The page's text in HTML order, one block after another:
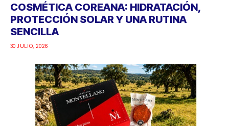
COSMÉTICA COREANA: HIDRATACIÓN,
PROTECCIÓN SOLAR Y UNA RUTINA
SENCILLA
30 JULIO, 2026